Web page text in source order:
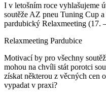
I v letošním roce vyhlašujeme
soutěže AZ pneu Tuning Cup
pardubický Relaxmeeting (17.
Relaxmeeting Pardubice
Motivací by pro všechny
mohou na chvíli stát porotci
získat některou z věcných cen
vypadat v praxi?